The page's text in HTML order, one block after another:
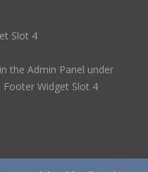
Slot 4
the Admin Panel under
Footer Widget Slot 4